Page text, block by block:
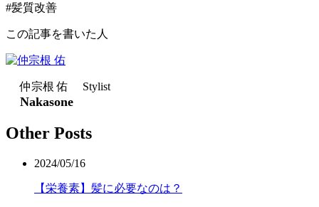
#髪質改善
この記事を書いた人
仲宗根 佑 Stylist
Nakasone
Other Posts
2024/05/16
【栄養素】髪に必要なのは？